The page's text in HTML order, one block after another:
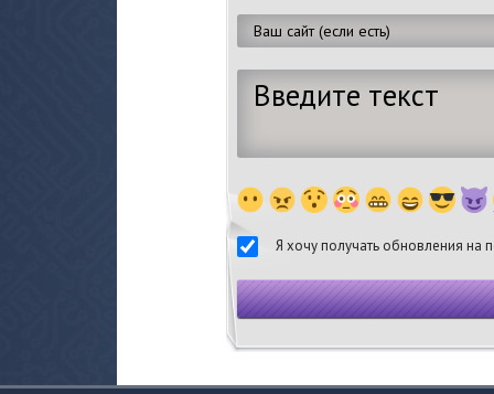
Я хочу получать обновления на